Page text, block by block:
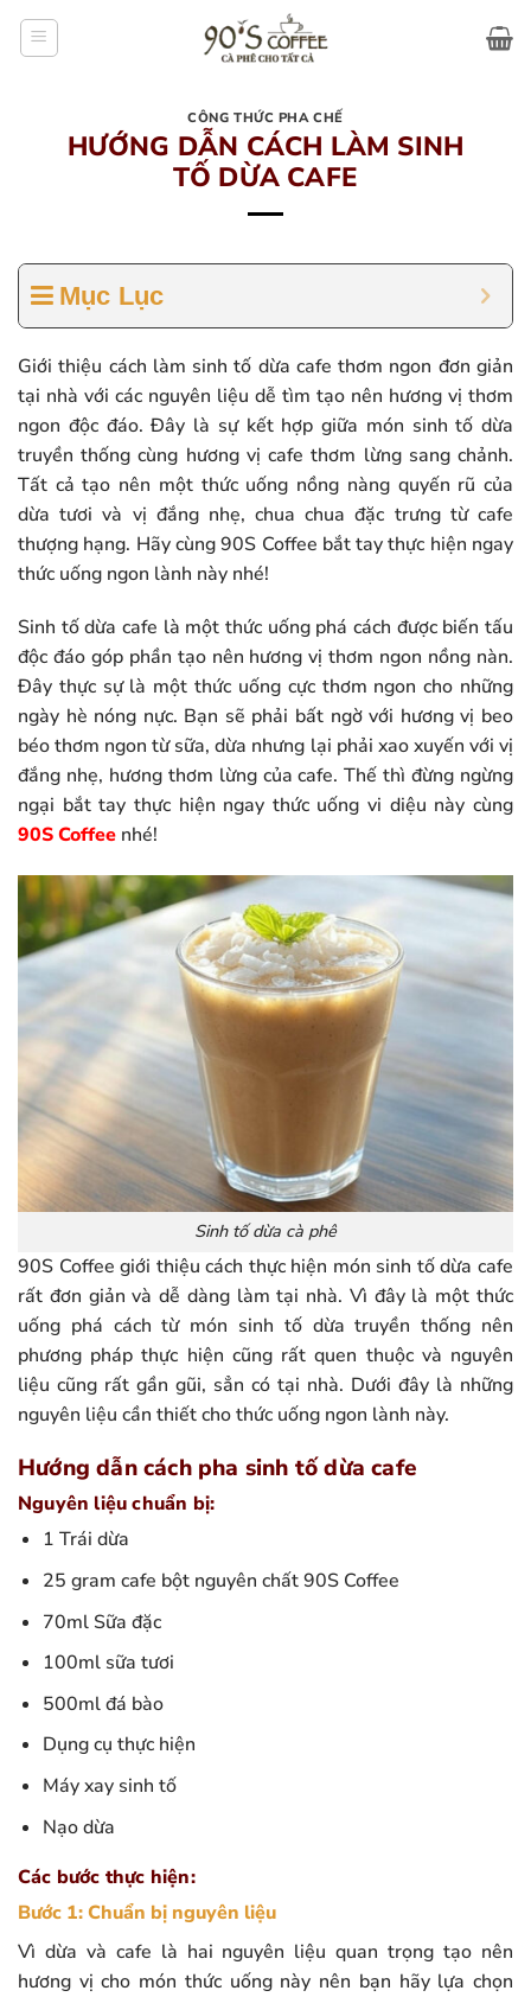
CÔNG THỨC PHA CHẾ
HƯỚNG DẪN CÁCH LÀM SINH
TỐ DỪA CAFE
Mục Lục
Giới thiệu cách làm sinh tố dừa cafe thơm ngon đơn giản
tại nhà với các nguyên liệu dễ tìm tạo nên hương vị thơm
ngon độc đáo. Đây là sự kết hợp giữa món sinh tố dừa
truyền thống cùng hương vị cafe thơm lừng sang chảnh.
Tất cả tạo nên một thức uống nồng nàng quyến rũ của
dừa tươi và vị đắng nhẹ, chua chua đặc trưng từ cafe
thượng hạng. Hãy cùng 90S Coffee bắt tay thực hiện ngay
thức uống ngon lành này nhé!
Sinh tố dừa cafe là một thức uống phá cách được biến tấu
độc đáo góp phần tạo nên hương vị thơm ngon nồng nàn.
Đây thực sự là một thức uống cực thơm ngon cho những
ngày hè nóng nực. Bạn sẽ phải bất ngờ với hương vị beo
béo thơm ngon từ sữa, dừa nhưng lại phải xao xuyến với vị
đắng nhẹ, hương thơm lừng của cafe. Thế thì đừng ngừng
ngại bắt tay thực hiện ngay thức uống vi diệu này cùng
90S Coffee nhé!
Sinh tố dừa cà phê
90S Coffee giới thiệu cách thực hiện món sinh tố dừa cafe
rất đơn giản và dễ dàng làm tại nhà. Vì đây là một thức
uống phá cách từ món sinh tố dừa truyền thống nên
phương pháp thực hiện cũng rất quen thuộc và nguyên
liệu cũng rất gần gũi, sẳn có tại nhà. Dưới đây là những
nguyên liệu cần thiết cho thức uống ngon lành này.
Hướng dẫn cách pha sinh tố dừa cafe
Nguyên liệu chuẩn bị:
1 Trái dừa
25 gram cafe bột nguyên chất 90S Coffee
70ml Sữa đặc
100ml sữa tươi
500ml đá bào
Dụng cụ thực hiện
Máy xay sinh tố
Nạo dừa
Các bước thực hiện:
Bước 1: Chuẩn bị nguyên liệu
Vì dừa và cafe là hai nguyên liệu quan trọng tạo nên
hương vị cho món thức uống này nên bạn hãy lựa chọn